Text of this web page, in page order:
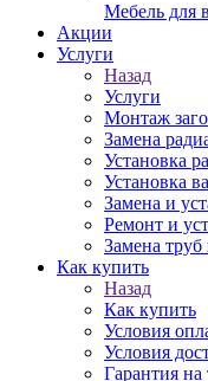
Мебель для
Акции
Услуги
Назад
Услуги
Монтаж
Замена
Установка
Установка
Замена и
Ремонт и
Замена труб
Как купить
Назад
Как купить
Условия
Условия
Гарантия на